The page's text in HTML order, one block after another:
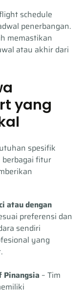
schedule
penerbangan.
memastikan
atau akhir dari
yang
spesifik
berbagai fitur
atau dengan
preferensi dan
sendiri
yang
– Tim